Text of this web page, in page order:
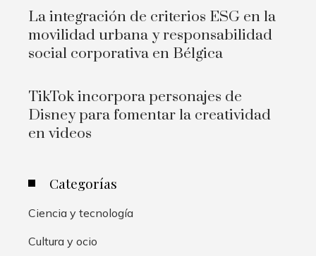
La integración de criterios ESG en la
movilidad urbana y responsabilidad
social corporativa en Bélgica
TikTok incorpora personajes de
Disney para fomentar la creatividad
en videos
Categorías
Ciencia y tecnología
Cultura y ocio